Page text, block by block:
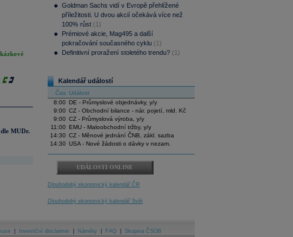
MUDr.
Goldman Sachs vidí v Evropě přehlížené
příležitosti. U dvou akcií očekává více než
100% růst (1)
Prémiové akcie, Mag495 a další
pokračování současného cyklu (1)
Definitivní proražení stoletého trendu? (1)
Kalendář událostí
Čas Událost
8:00
DE - Průmyslové objednávky, y/y
9:00 CZ - Obchodní bilance - nár. pojetí, mld. Kč
9:00 CZ - Průmyslová výroba, y/y
11:00
EMU - Maloobchodní tržby, y/y
14:30 CZ - Měnové jednání ČNB, zákl. sazba
14:30 USA - Nové žádosti o dávky v nezam.
UDÁLOSTI ONLINE
Dlouhodobý ekonomický kalendář ČR
Dlouhodobý ekonomický kalendář Svět
Investiční disclaimer Náměty FAQ Skupina ČSOB